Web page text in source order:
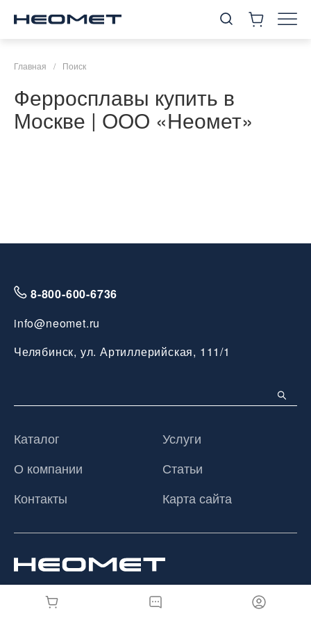
Главная / Поиск
Ферросплавы купить в
Москве | ООО «Неомет»
8-800-600-6736
info@neomet.ru
Челябинск, ул. Артиллерийская, 111/1
Каталог
Услуги
О компании
Статьи
Контакты
Карта сайта
© 2026 ООО «Неомет», Все права защищены